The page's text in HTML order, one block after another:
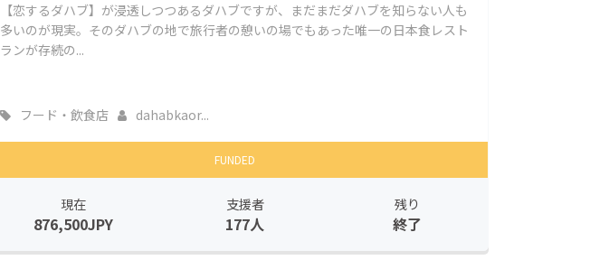
【恋するダハブ】が浸透しつつあるダハブですが、まだまだダハブを知らない人も
多いのが現実。そのダハブの地で旅行者の憩いの場でもあった唯一の日本食レスト
ランが存続の...
フード・飲食店 dahabkaor...
FUNDED
現在
876,500JPY
支援者
177人
残り
終了